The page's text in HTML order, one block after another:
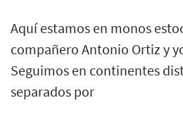
Aquí estamos en monos
compañero Antonio Ortiz y
Seguimos en continentes
separados por